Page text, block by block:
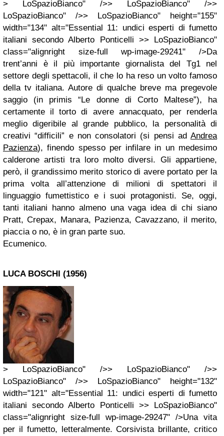
> LoSpazioBianco" />> LoSpazioBianco" />>
LoSpazioBianco" />> LoSpazioBianco" height="155"
width="134" alt="Essential 11: undici esperti di fumetto
italiani secondo Alberto Ponticelli >> LoSpazioBianco"
class="alignright size-full wp-image-29241" />Da
trent’anni è il più importante giornalista del Tg1 nel
settore degli spettacoli, il che lo ha reso un volto famoso
della tv italiana. Autore di qualche breve ma pregevole
saggio (in primis “Le donne di Corto Maltese”), ha
certamente il torto di avere annacquato, per renderla
meglio digeribile al grande pubblico, la personalità di
creativi “difficili” e non consolatori (si pensi ad Andrea
Pazienza), finendo spesso per infilare in un medesimo
calderone artisti tra loro molto diversi. Gli appartiene,
però, il grandissimo merito storico di avere portato per la
prima volta all’attenzione di milioni di spettatori il
linguaggio fumettistico e i suoi protagonisti. Se, oggi,
tanti italiani hanno almeno una vaga idea di chi siano
Pratt, Crepax, Manara, Pazienza, Cavazzano, il merito,
piaccia o no, è in gran parte suo.
Ecumenico.
LUCA BOSCHI (1956)
> LoSpazioBianco" />> LoSpazioBianco" />>
LoSpazioBianco" />> LoSpazioBianco" height="132"
width="121" alt="Essential 11: undici esperti di fumetto
italiani secondo Alberto Ponticelli >> LoSpazioBianco"
class="alignright size-full wp-image-29247" />Una vita
per il fumetto, letteralmente. Corsivista brillante, critico